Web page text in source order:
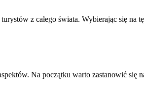
z całego świata. Wybierając się na
Na początku warto zastanowić